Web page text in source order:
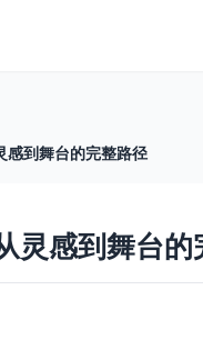
感到舞台的完整路径
灵感到舞台的